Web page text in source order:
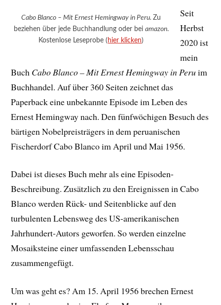
Cabo Blanco – Mit Ernest Hemingway in Peru.Zu
beziehen über jede Buchhandlung oder bei amazon.
Kostenlose Leseprobe ( hier klicken)
Seit
Herbst
2020 ist
mein
Buch Cabo Blanco – Mit Ernest Hemingway in Peruim
Buchhandel. Auf über 360 Seiten zeichnet das
Paperback eine unbekannte Episode im Leben des
Ernest Hemingway nach. Den fünfwöchigen Besuch des
bärtigen Nobelpreisträgers in dem peruanischen
Fischerdorf Cabo Blanco im April und Mai 1956.
Dabei ist dieses Buch mehr als eine Episoden-
Beschreibung. Zusätzlich zu den Ereignissen in Cabo
Blanco werden Rück- und Seitenblicke auf den
turbulenten Lebensweg des US-amerikanischen
Jahrhundert-Autors geworfen. So werden einzelne
Mosaiksteine einer umfassenden Lebensschau
zusammengefügt.
Um was geht es? Am 15. April 1956 brechen Ernest